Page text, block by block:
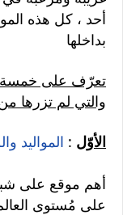
أحد ، كل هذه
بداخلها
والتي لم تزرها
الأوّل : المواليد
أهم موقع على
على مُستوى